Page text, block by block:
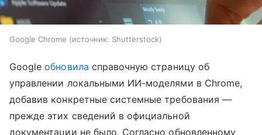
Google Chrome источник: Shutterstock
Googleобновила справочную страницу об
управлении локальными ИИ-моделями в Chrome,
добавив конкретные системные требования —
прежде этих сведений в официальной
документации не было. Согласно обновленному